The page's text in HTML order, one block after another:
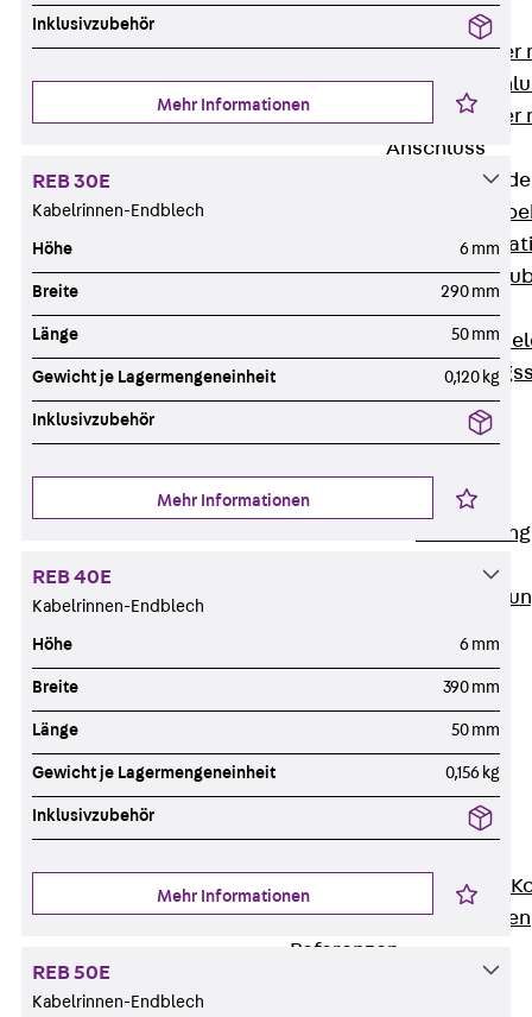
Anschluss
Gerätebecher
GST18-
Gerätebecher
Anschluss
Zubehör für
Optionales
Werkzeuge
Wireless Charging
Anwendungsgebiete
Industrieanlagen
Bodengeführte
Funktionserhalt
Services
Beratung, Planung,
Individuelle Lösungen
Referenzen
Inklusivzubehör
Mehr Informationen
REB 30E
Kabelrinnen-Endblech
Höhe 6 mm
Breite 290 mm
Länge 50 mm
Gewicht je Lagermengeneinheit 0,120 kg
Inklusivzubehör
Mehr Informationen
REB 40E
Kabelrinnen-Endblech
Höhe 6 mm
Breite 390 mm
Länge 50 mm
Gewicht je Lagermengeneinheit 0,156 kg
Inklusivzubehör
Mehr Informationen
REB 50E
Kabelrinnen-Endblech